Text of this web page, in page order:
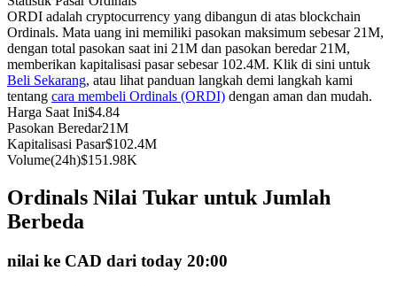
Copy Trading
ORDI adalah cryptocurrency yang dibangun di atas blockchain
Ordinals. Mata uang ini memiliki pasokan maksimum sebesar 21M,
dengan total pasokan saat ini 21M dan pasokan beredar 21M,
memberikan kapitalisasi pasar sebesar 102.4M. Klik di sini untuk
Beli Sekarang, atau lihat panduan langkah demi langkah kami
tentang cara membeli Ordinals (ORDI) dengan aman dan mudah.
Harga Saat Ini$4.84
Pasokan Beredar21M
Kapitalisasi Pasar$102.4M
Volume(24h)$151.98K
Ordinals Nilai Tukar untuk Jumlah
Berbeda
nilai ke CAD dari today 20:00